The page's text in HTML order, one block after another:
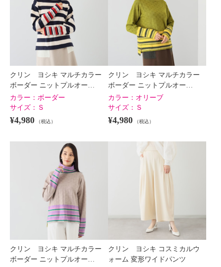
クリン ヨシキ マルチカラー
ボーダー ニットプルオー…
カラー： ボーダー
サイズ： Ｓ
¥4,980 （税込）
クリン ヨシキ マルチカラー
ボーダー ニットプルオー…
カラー： オリーブ
サイズ： Ｓ
¥4,980 （税込）
クリン ヨシキ マルチカラー
ボーダー ニットプルオー…
クリン ヨシキ コスミカルウ
ォーム 変形ワイドパンツ